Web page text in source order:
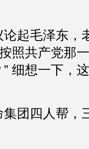
起毛泽东，
照共产党那
细想一下，
团四人帮，